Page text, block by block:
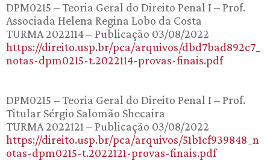
DPM0215 – Teoria Geral do Direito Penal I – Prof.
Associada Helena Regina Lobo da Costa
TURMA 2022114 – Publicação 03/08/2022
https://direito.usp.br/pca/arquivos/dbd7bad892c7_
notas-dpm0215-t.2022114-provas-finais.pdf
DPM0215 – Teoria Geral do Direito Penal I – Prof.
Titular Sérgio Salomão Shecaira
TURMA 2022121 – Publicação 03/08/2022
https://direito.usp.br/pca/arquivos/51b1cf939848_n
otas-dpm0215-t.2022121-provas-finais.pdf